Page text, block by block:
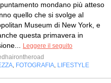
mondano più atteso
quello che si svolge al
Museum di New York, e
questa primavera in
Leggere il seguito
FOTOGRAFIA LIFESTYLE